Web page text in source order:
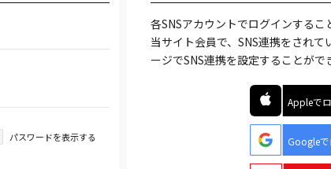
パスワードを表示する
各SNSアカウントでログインするこ
当サイト会員で、SNS連携をされ
ージでSNS連携を設定することがで
Appleで
Google